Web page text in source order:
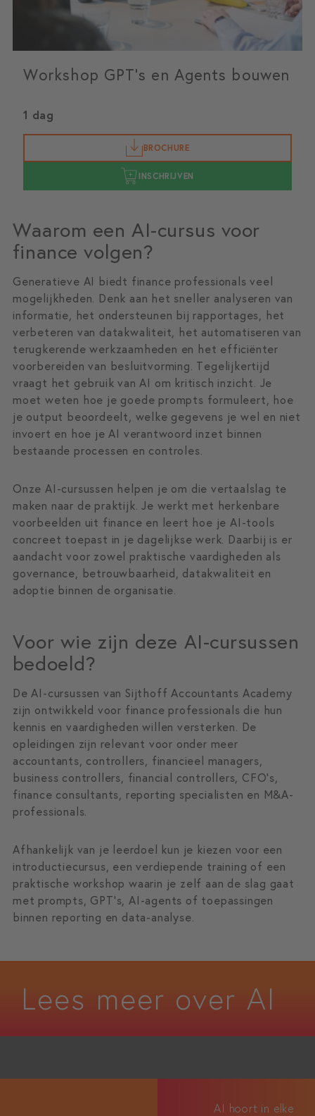
Workshop GPT's en Agents bouwen
1 dag
BROCHURE
INSCHRIJVEN
Waarom een AI-cursus voor
finance volgen?
Generatieve AI biedt finance professionals veel
mogelijkheden. Denk aan het sneller analyseren van
informatie, het ondersteunen bij rapportages, het
verbeteren van datakwaliteit, het automatiseren van
terugkerende werkzaamheden en het efficiënter
voorbereiden van besluitvorming. Tegelijkertijd
vraagt het gebruik van AI om kritisch inzicht. Je
moet weten hoe je goede prompts formuleert, hoe
je output beoordeelt, welke gegevens je wel en niet
invoert en hoe je AI verantwoord inzet binnen
bestaande processen en controles.
Onze AI-cursussen helpen je om die vertaalslag te
maken naar de praktijk. Je werkt met herkenbare
voorbeelden uit finance en leert hoe je AI-tools
concreet toepast in je dagelijkse werk. Daarbij is er
aandacht voor zowel praktische vaardigheden als
governance, betrouwbaarheid, datakwaliteit en
adoptie binnen de organisatie.
Voor wie zijn deze AI-cursussen
bedoeld?
De AI-cursussen van Sijthoff Accountants Academy
zijn ontwikkeld voor finance professionals die hun
kennis en vaardigheden willen versterken. De
opleidingen zijn relevant voor onder meer
accountants, controllers, financieel managers,
business controllers, financial controllers, CFO’s,
finance consultants, reporting specialisten en M&A-
professionals.
Afhankelijk van je leerdoel kun je kiezen voor een
introductiecursus, een verdiepende training of een
praktische workshop waarin je zelf aan de slag gaat
met prompts, GPT’s, AI-agents of toepassingen
binnen reporting en data-analyse.
Lees meer over AI
AI hoort in elke